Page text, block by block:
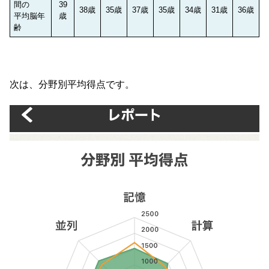
間の
平均脳年
齢
39
歳
38歳 35歳 37歳 35歳 34歳 31歳 36歳
次は、分野別平均得点です。